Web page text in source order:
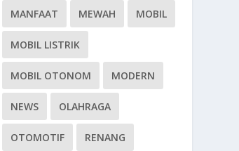
MANFAAT MEWAH MOBIL
MOBIL LISTRIK
MOBIL OTONOM MODERN
NEWS OLAHRAGA
OTOMOTIF RENANG